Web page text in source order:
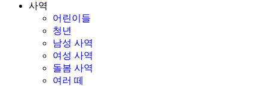
사역
어린이들
청년
남성 사역
여성 사역
돌봄 사역
여러 떼